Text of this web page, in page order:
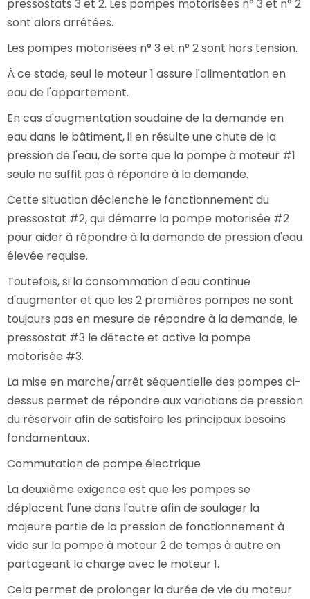
pressostats 3 et 2. Les pompes motorisées n° 3 et n° 2
sont alors arrêtées.
Les pompes motorisées n° 3 et n° 2 sont hors tension.
À ce stade, seul le moteur 1 assure l'alimentation en
eau de l'appartement.
En cas d'augmentation soudaine de la demande en
eau dans le bâtiment, il en résulte une chute de la
pression de l'eau, de sorte que la pompe à moteur #1
seule ne suffit pas à répondre à la demande.
Cette situation déclenche le fonctionnement du
pressostat #2, qui démarre la pompe motorisée #2
pour aider à répondre à la demande de pression d'eau
élevée requise.
Toutefois, si la consommation d'eau continue
d'augmenter et que les 2 premières pompes ne sont
toujours pas en mesure de répondre à la demande, le
pressostat #3 le détecte et active la pompe
motorisée #3.
La mise en marche/arrêt séquentielle des pompes ci-
dessus permet de répondre aux variations de pression
du réservoir afin de satisfaire les principaux besoins
fondamentaux.
Commutation de pompe électrique
La deuxième exigence est que les pompes se
déplacent l'une dans l'autre afin de soulager la
majeure partie de la pression de fonctionnement à
vide sur la pompe à moteur 2 de temps à autre en
partageant la charge avec le moteur 1.
Cela permet de prolonger la durée de vie du moteur